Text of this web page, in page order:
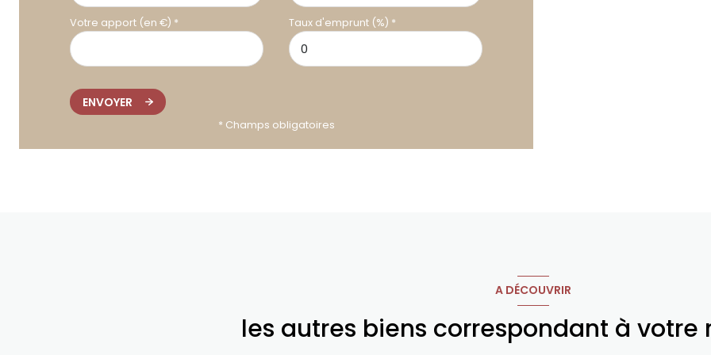
Votre apport (en €) * Taux d'emprunt (%) *
ENVOYER
* Champs obligatoires
A DÉCOUVRIR
les autres biens correspondant à votre